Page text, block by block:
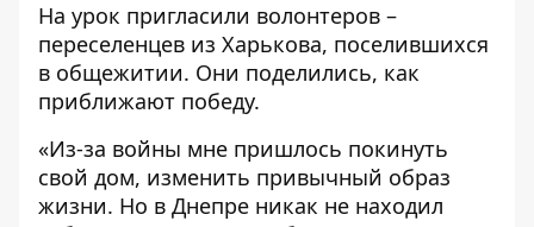
На урок пригласили волонтеров –
переселенцев из Харькова, поселившихся
в общежитии. Они поделились, как
приближают победу.
«Из-за войны мне пришлось покинуть
свой дом, изменить привычный образ
жизни. Но в Днепре никак не находил